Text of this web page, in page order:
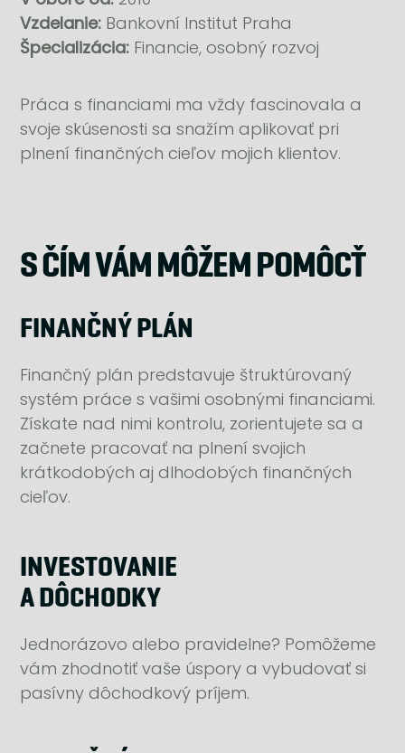
Vzdelanie: Bankovní Institut Praha
Špecializácia: Financie, osobný rozvoj
Práca s financiami ma vždy fascinovala a
svoje skúsenosti sa snažím aplikovať pri
plnení finančných cieľov mojich klientov.
S ČÍM VÁM MÔŽEM POMÔCŤ
FINANČNÝ PLÁN
Finančný plán predstavuje štruktúrovaný
systém práce s vašimi osobnými financiami.
Získate nad nimi kontrolu, zorientujete sa a
začnete pracovať na plnení svojich
krátkodobých aj dlhodobých finančných
cieľov.
INVESTOVANIE
A DÔCHODKY
Jednorázovo alebo pravidelne? Pomôžeme
vám zhodnotiť vaše úspory a vybudovať si
pasívny dôchodkový príjem.